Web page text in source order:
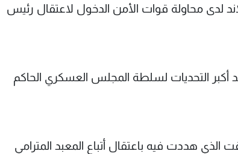
لدى محاولة قوات الأمن الدخول لاعتقال رئيس
أكبر التحديات لسلطة المجلس العسكري الحاكم
هددت فيه باعتقال أتباع المعبد المترامي